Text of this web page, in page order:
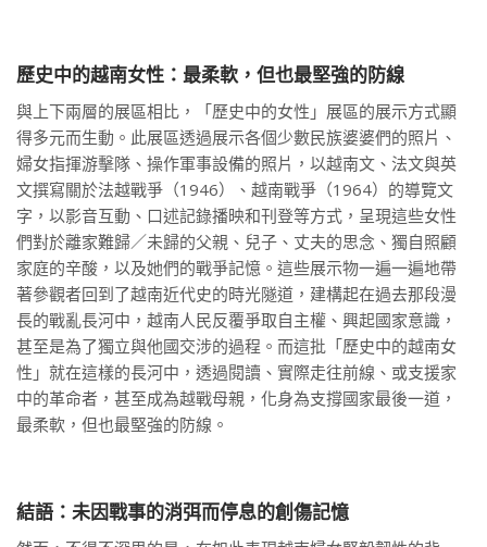
歷史中的越南女性：最柔軟，但也最堅強的防線
與上下兩層的展區相比，「歷史中的女性」展區的展示方式顯
得多元而生動。此展區透過展示各個少數民族婆婆們的照片、
婦女指揮游擊隊、操作軍事設備的照片，以越南文、法文與英
文撰寫關於法越戰爭（1946）、越南戰爭（1964）的導覽文
字，以影音互動、口述記錄播映和刊登等方式，呈現這些女性
們對於離家難歸／未歸的父親、兒子、丈夫的思念、獨自照顧
家庭的辛酸，以及她們的戰爭記憶。這些展示物一遍一遍地帶
著參觀者回到了越南近代史的時光隧道，建構起在過去那段漫
長的戰亂長河中，越南人民反覆爭取自主權、興起國家意識，
甚至是為了獨立與他國交涉的過程。而這批「歷史中的越南女
性」就在這樣的長河中，透過閱讀、實際走往前線、或支援家
中的革命者，甚至成為越戰母親，化身為支撐國家最後一道，
最柔軟，但也最堅強的防線。
結語：未因戰事的消弭而停息的創傷記憶